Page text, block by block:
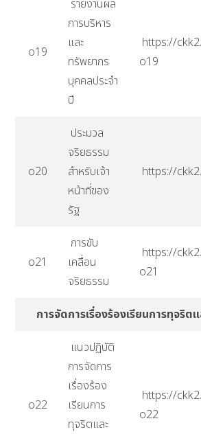
o19
รายงานผล
การบริหาร
และ
ทรัพยากร
บุคคลประจำ
ปี
https://
o19
o20
ประมวล
จริยธรรม
สำหรับเจ้า
หน้าที่ของ
รัฐ
https://
o21
การขับ
เคลื่อน
จริยธรรม
https://
o21
การจัดการเรื่องร้องเรียนการทุจริต
o22
แนวปฏิบัติ
การจัดการ
เรื่องร้อง
เรียนการ
ทุจริตและ
https://
o22